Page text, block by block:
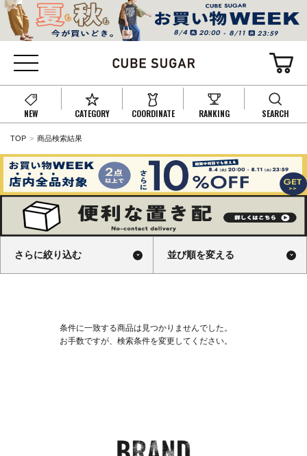
NEW CATEGORY COORDINATE RANKING SEARCH
TOP 商品検索結果
さらに絞り込む 並び順を変える
条件に一致する商品は見つかりませんでした。
お手数ですが、検索条件を変更してください。